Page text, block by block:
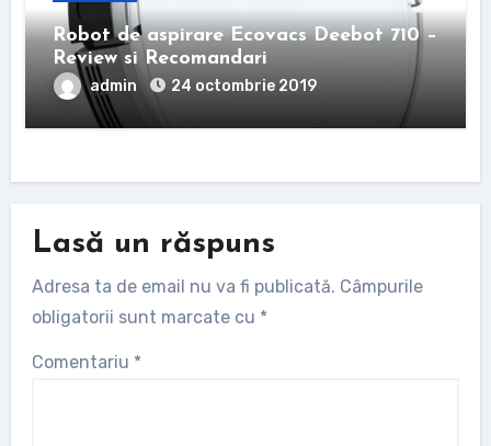
Robot de aspirare Ecovacs Deebot 710 –
Review si Recomandari
admin 24 octombrie 2019
Lasă un răspuns
Adresa ta de email nu va fi publicată. Câmpurile
obligatorii sunt marcate cu *
Comentariu *